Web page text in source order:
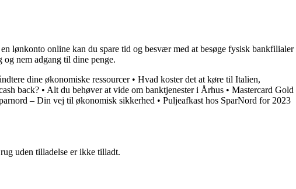
lønkonto online kan du spare tid og besvær med at besøge fysisk bankfilialer
nem adgang til dine penge.
dine økonomiske ressourcer• Hvad koster det at køre til Italien,
back? • Alt du behøver at vide om banktjenester i Århus • Mastercard Gold
– Din vej til økonomisk sikkerhed • Puljeafkast hos SparNord for 2023
uden tilladelse er ikke tilladt.